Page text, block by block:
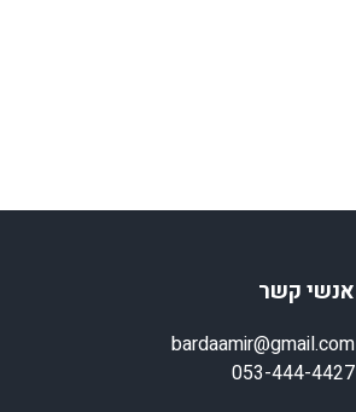
אנשי קשר
bardaamir@gmail.com
053-444-4427